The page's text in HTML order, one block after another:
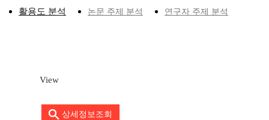
활용도 분석 논문 주제 분석 연구자 주제 분석
View
상세정보조회